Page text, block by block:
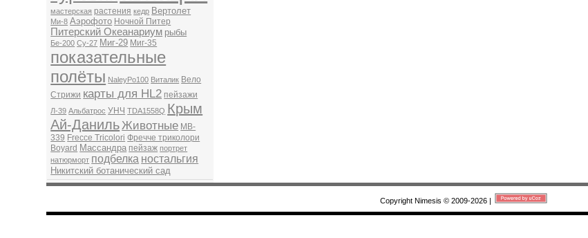
мастерская растения кедр Вертолет
Ми-8 Аэрофото Ночной Питер
Питерский Океанариум рыбы
Бе-200 Су-27 Миг-29 Миг-35
показательные
полёты NaleyPo100 Виталик Вело
Стрижи карты для HL2 пейзажи
Л-39 Альбатрос УНЧ TDA1558Q Крым
Ай-ДанильЖивотные MB-
339 Frecce Tricolori Фречче триколори
Boyard Массандра пейзаж портрет
натюрморт подбелка ностальгия
Никитский ботанический сад
Copyright Nimesis © 2009-2026 |